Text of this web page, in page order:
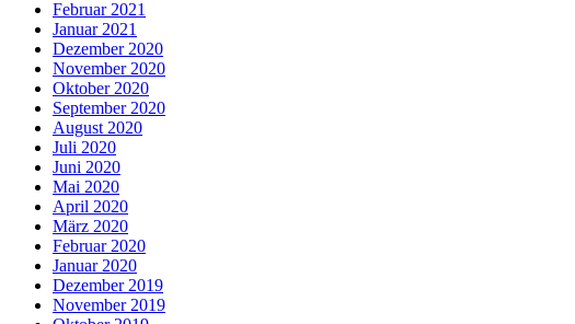
Februar 2021
Januar 2021
Dezember 2020
November 2020
Oktober 2020
September 2020
August 2020
Juli 2020
Juni 2020
Mai 2020
April 2020
März 2020
Februar 2020
Januar 2020
Dezember 2019
November 2019